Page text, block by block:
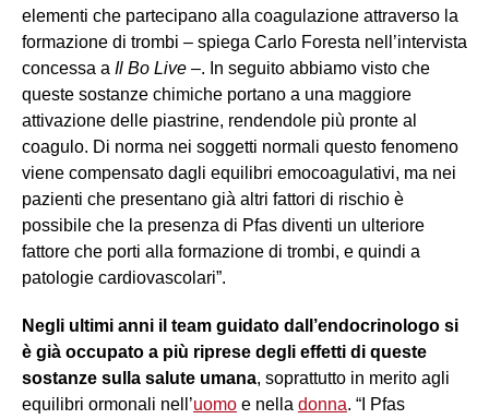
elementi che partecipano alla coagulazione attraverso la
formazione di trombi – spiega Carlo Foresta nell’intervista
concessa a Il Bo Live –. In seguito abbiamo visto che
queste sostanze chimiche portano a una maggiore
attivazione delle piastrine, rendendole più pronte al
coagulo. Di norma nei soggetti normali questo fenomeno
viene compensato dagli equilibri emocoagulativi, ma nei
pazienti che presentano già altri fattori di rischio è
possibile che la presenza di Pfas diventi un ulteriore
fattore che porti alla formazione di trombi, e quindi a
patologie cardiovascolari”.
Negli ultimi anni il team guidato dall’endocrinologo si
è già occupato a più riprese degli effetti di queste
sostanze sulla salute umana, soprattutto in merito agli
equilibri ormonali nell’uomo e nella donna. “I Pfas